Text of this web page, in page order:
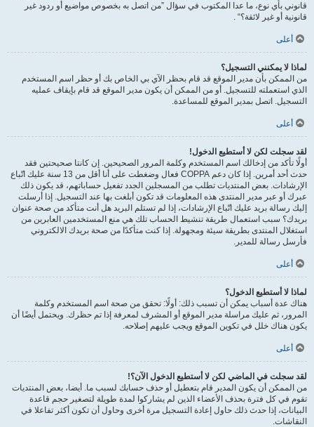
قانوني بأي نوع، ما عدا المكتوب في سؤال ”من اتصل به بخصوص مواضيع أو ردود غير
قانونية أو غير لائقة؟“ .
أعلى
لماذا لا يمكنني التسجيل؟
من الممكن بأن مدير الموقع قد قام بحظر الآي بي الخاص بك أو حظر اسم المستخدم
الذي استعملته للتسجيل. أو من الممكن أن يكون مدير الموقع قد قام بإيقاف عمليه
التسجيل. اتصل بمدير الموقع للمساعدة.
أعلى
لقد سجلت لكن لا أستطيع الدخول!
أولًا تأكد من إدخالك اسم المستخدم وكلمة المرور الصحيحين. إن كانتا صحيحتين فقد
حدث أحد أمرين. إذا كان دعم COPPA فعال وضغطت على أنا أقل من 13 سنة عليك اتّباع
الإرشادات. بعض المنتديات تطلب من المسجلين الجدد تفعيل حساباتهم، قد يكون ذلك
عبرك أو عبر مدير المنتدى هذه المعلومات قد تكون أبلغت بها عند التسجيل. إذا أرسلت
إليك رسالة بريد عليك اتّباع الإرشادات، إذا لم تستلم البريد هل أنت متأكد من صحة عنوان
بريدك؟ سبب استعمال طريقة تنشيط الحساب تلك هي منع المستخدمين العابرين من
استغلال المنتدى بطريقة سيئة ومجهولة. إذا كنت متأكدًا من صحة بريدك الالكتروني
فأرسل رسالة للمدير.
أعلى
لماذا لا أستطيع الدخول؟
هناك عدة أسباب يمكن أن تسبب ذلك: أولًا: تحقق من صحة اسم المستخدم وكلمة
المرور، ثم عليك مراسلة مدير الموقع أو المشرف لمعرفة إذا تم حظرك. ويحتمل أيضًا أن
يكون هناك خلل في تكوين الموقع ويجب عليهم إصلاحه.
أعلى
لقد سجلت في الماضي لكن لا أستطيع الدخول الآن؟!
من الممكن أن يكون المدير قام بتعطيل أو حذف حسابك لسبب ما. أيضا، بعض المنتديات
تقوم في كل فترة بحذف الأعضاء الذين لم يشاركوا لمدة طويلة لتصغير حجم قاعدة
البيانات، إذا حدث ذلك حاول إعادة التسجيل مرة أخرى وحاول أن تكون أكثر تفاعلا في
النقاشات.